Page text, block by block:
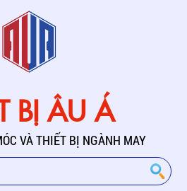
BỊ ÂU Á
VÀ THIẾT BỊ NGÀNH MAY